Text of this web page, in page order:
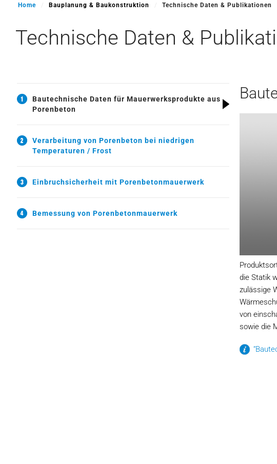
Home Bauplanung & Baukonstruktion Technische Daten & Publikationen
Technische Daten &
Bautechnische Daten für Mauerwerksprodukte aus
Porenbeton
Verarbeitung von Porenbeton bei niedrigen
Temperaturen / Frost
Einbruchsicherheit mit Porenbetonmauerwerk
Bemessung von Porenbetonmauerwerk
die Statik
zulässige
von
sowie die